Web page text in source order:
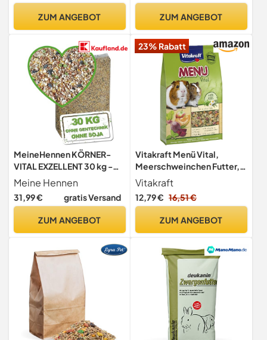
ZUM ANGEBOT ZUM ANGEBOT
MeineHennen KÖRNER-
VITAL EXZELLENT 30 kg -
Premium Hühnerfutter,
Geflügelfutter, eine
naturbelassene
Buchweizen &
Rasse- & Zwerghühner
Meine Hennen
31,99 € gratis Versand
ZUM ANGEBOT
23% Rabatt
Vitakraft Menü Vital,
Meerschweinchen Futter,
mit Apfel, mit Kürbis, mit
Roter Beete, angereichert
mit Kräutern, ohne Zusatz
5kg)
Vitakraft
12,79 € 16,51 €
ZUM ANGEBOT